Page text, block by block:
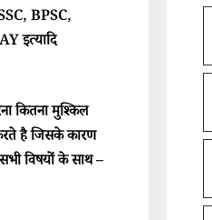
BPSC,
इत्यादि
कितना मुश्किल
है जिसके कारण
विषयों के साथ –